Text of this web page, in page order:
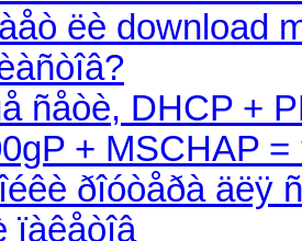
ëè download
ñåòè, DHCP +
+ MSCHAP =
ðîóòåðà äëÿ
ïàêåòîâ